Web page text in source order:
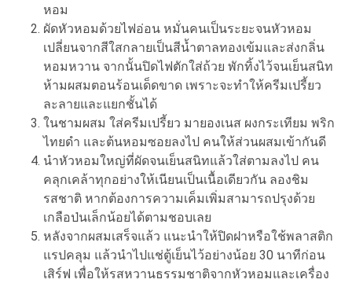
หอม
ผัดหัวหอมด้วยไฟอ่อน หมั่นคนเป็นระยะจนหัวหอม
เปลี่ยนจากสีใสกลายเป็นสีน้ำตาลทองเข้มและส่งกลิ่น
หอมหวาน จากนั้นปิดไฟตักใส่ถ้วย พักทิ้งไว้จนเย็นสนิท
ห้ามผสมตอนร้อนเด็ดขาด เพราะจะทำให้ครีมเปรี้ยว
ละลายและแยกชั้นได้
ในชามผสม ใส่ครีมเปรี้ยว มายองเนส ผงกระเทียม พริก
ไทยดำ และต้นหอมซอยลงไป คนให้ส่วนผสมเข้ากันดี
นำหัวหอมใหญ่ที่ผัดจนเย็นสนิทแล้วใส่ตามลงไป คน
คลุกเคล้าทุกอย่างให้เนียนเป็นเนื้อเดียวกัน ลองชิม
รสชาติ หากต้องการความเค็มเพิ่มสามารถปรุงด้วย
เกลือป่นเล็กน้อยได้ตามชอบเลย
หลังจากผสมเสร็จแล้ว แนะนำให้ปิดฝาหรือใช้พลาสติก
แรปคลุม แล้วนำไปแช่ตู้เย็นไว้อย่างน้อย 30 นาทีก่อน
เสิร์ฟ เพื่อให้รสหวานธรรมชาติจากหัวหอมและเครื่อง